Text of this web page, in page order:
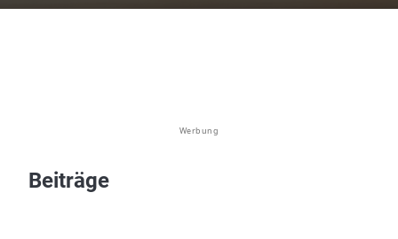
Werbung
Beiträge